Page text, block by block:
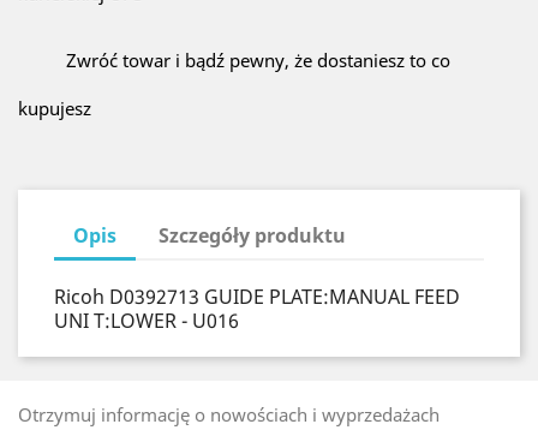
Zwróć towar i bądź pewny, że dostaniesz to co
kupujesz
Opis Szczegóły produktu
Ricoh D0392713 GUIDE PLATE:MANUAL FEED
UNI T:LOWER - U016
Otrzymuj informację o nowościach i wyprzedażach